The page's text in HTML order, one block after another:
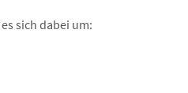
sich dabei um: